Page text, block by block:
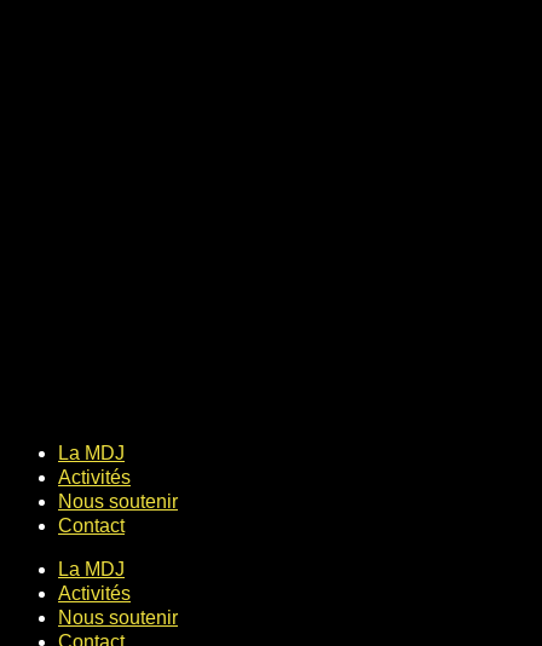
La MDJ
Activités
Nous soutenir
Contact
La MDJ
Activités
Nous soutenir